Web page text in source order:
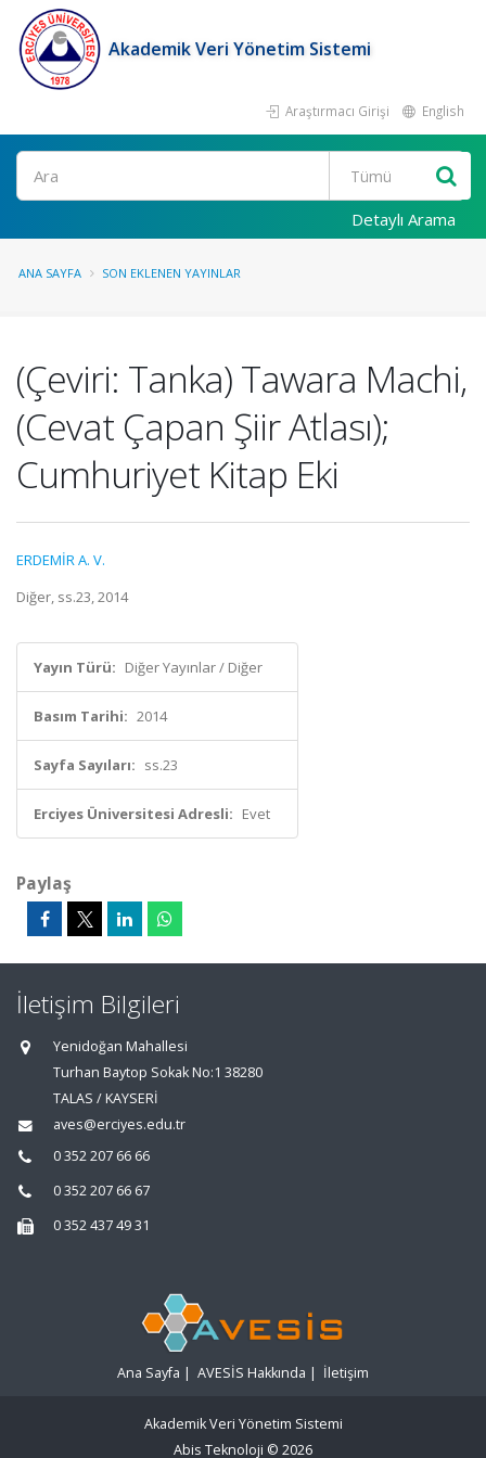
Akademik Veri Yönetim Sistemi
Araştırmacı Girişi English
Ara
Detaylı Arama
ANA SAYFA SON EKLENEN YAYINLAR
(Çeviri: Tanka) Tawara Machi,
(Cevat Çapan Şiir Atlası);
Cumhuriyet Kitap Eki
ERDEMİR A. V.
Diğer, ss.23, 2014
Yayın Türü: Diğer Yayınlar / Diğer
Basım Tarihi: 2014
Sayfa Sayıları: ss.23
Erciyes Üniversitesi Adresli: Evet
Paylaş
İletişim Bilgileri
Yenidoğan Mahallesi
Turhan Baytop Sokak No:1 38280
TALAS / KAYSERİ
aves@erciyes.edu.tr
0 352 207 66 66
0 352 207 66 67
0 352 437 49 31
Ana Sayfa | AVESİS Hakkında | İletişim
Akademik Veri Yönetim Sistemi
Abis Teknoloji © 2026